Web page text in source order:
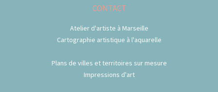
CONTACT
Atelier d'artiste à Marseille
Cartographie artistique à l'aquarelle
Plans de villes et territoires sur mesure
Impressions d'art